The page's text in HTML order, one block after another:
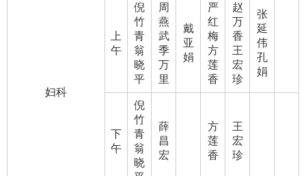
妇科
上
午
倪
竹
青
翁
晓
平
周
燕
武
季
万
里
戴
亚
娟
严
红
梅
方
莲
香
赵
万
香
王
宏
珍
张
延
伟
孔
娟
下
午
倪
竹
青
翁
晓
薛
昌
宏
方
莲
香
王
宏
珍